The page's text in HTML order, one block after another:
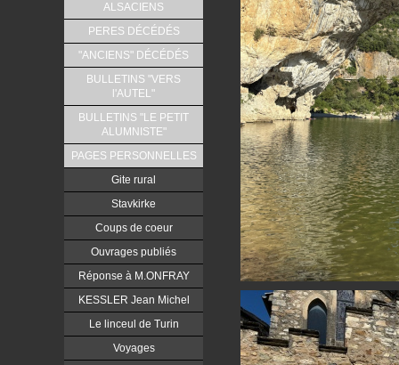
ALSACIENS
PERES DÉCÉDÉS
"ANCIENS" DÉCÉDÉS
BULLETINS "VERS
l'AUTEL"
BULLETINS "LE PETIT
ALUMNISTE"
PAGES PERSONNELLES
Gite rural
Stavkirke
Coups de coeur
Ouvrages publiés
Réponse à M.ONFRAY
KESSLER Jean Michel
Le linceul de Turin
Voyages